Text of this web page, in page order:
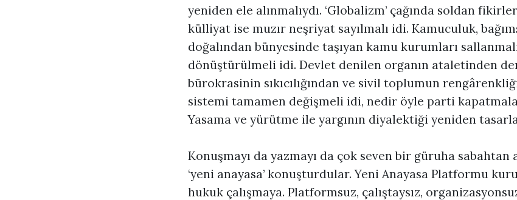
yeniden ele alınmalıydı. ‘Globalizm’ çağında soldan
külliyat ise muzır neşriyat sayılmalı idi. Kamuculuk,
doğalından bünyesinde taşıyan kamu kurumları
dönüştürülmeli idi. Devlet denilen organın ataletinden
bürokrasinin sıkıcılığından ve sivil toplumun
sistemi tamamen değişmeli idi, nedir öyle parti
Yasama ve yürütme ile yargının diyalektiği yeniden
Konuşmayı da yazmayı da çok seven bir güruha sabahtan
‘yeni anayasa’ konuşturdular. Yeni Anayasa Platformu
hukuk çalışmaya. Platformsuz, çalıştaysız,